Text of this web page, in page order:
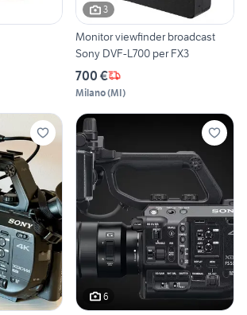
3
Monitor viewfinder broadcast
Sony DVF-L700 per FX3
700 €
Milano(MI)
6